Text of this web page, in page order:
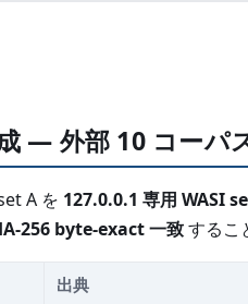
— 外部 10 コーパ
A を 127.0.0.1 専用 WASI
256 byte-exact 一致するこ
出典